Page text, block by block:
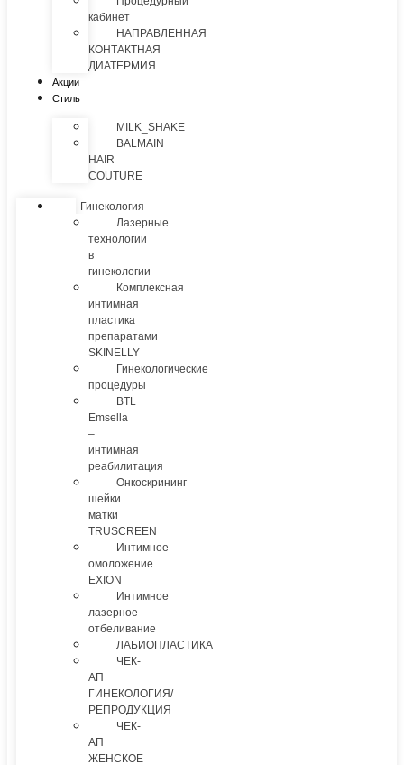
кабинет
НАПРАВЛЕННАЯ
КОНТАКТНАЯ
ДИАТЕРМИЯ
Акции
Стиль
MILK_SHAKE
BALMAIN
HAIR
COUTURE
Гинекология
Лазерные
технологии
в
гинекологии
Комплексная
интимная
пластика
препаратами
SKINELLY
Гинекологические
процедуры
BTL
Emsella
–
интимная
реабилитация
Онкоскрининг
шейки
матки
TRUSCREEN
Интимное
омоложение
EXION
Интимное
лазерное
отбеливание
ЛАБИОПЛАСТИКА
ЧЕК-
АП
ГИНЕКОЛОГИЯ/
РЕПРОДУКЦИЯ
ЧЕК-
АП
ЖЕНСКОЕ